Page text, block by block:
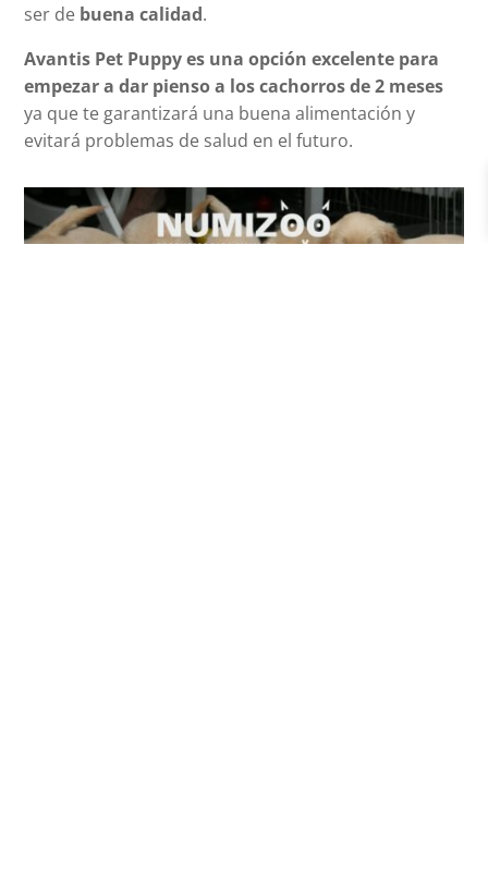
ser de buena calidad.
Avantis Pet Puppy es una opción excelente para
empezar a dar pienso a los cachorros de 2 meses
ya que te garantizará una buena alimentación y
evitará problemas de salud en el futuro.